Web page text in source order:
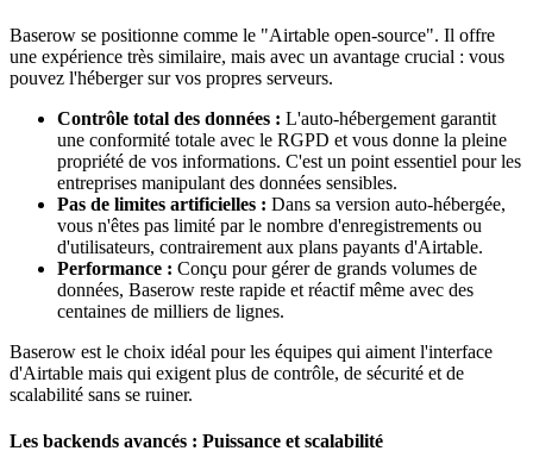
Baserow se positionne comme le "Airtable open-source". Il offre
une expérience très similaire, mais avec un avantage crucial : vous
pouvez l'héberger sur vos propres serveurs.
Contrôle total des données : L'auto-hébergement garantit
une conformité totale avec le RGPD et vous donne la pleine
propriété de vos informations. C'est un point essentiel pour les
entreprises manipulant des données sensibles.
Pas de limites artificielles : Dans sa version auto-hébergée,
vous n'êtes pas limité par le nombre d'enregistrements ou
d'utilisateurs, contrairement aux plans payants d'Airtable.
Performance : Conçu pour gérer de grands volumes de
données, Baserow reste rapide et réactif même avec des
centaines de milliers de lignes.
Baserow est le choix idéal pour les équipes qui aiment l'interface
d'Airtable mais qui exigent plus de contrôle, de sécurité et de
scalabilité sans se ruiner.
Les backends avancés : Puissance et scalabilité